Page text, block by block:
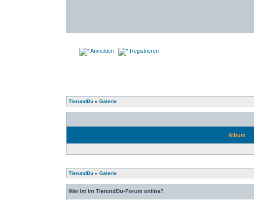
Anmelden Registrieren
TierundDu »Galerie
Album
TierundDu »Galerie
Wer ist im TierundDu-Forum online?